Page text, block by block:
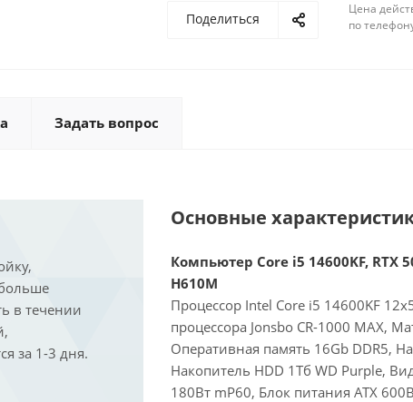
Поделиться
Цена
по
Задать вопрос
в течении
за 1-3 дня.
Основные
Компьютер Core i5 14600KF, RTX
H610M
Процессор Intel Core i5 14600KF
процессора Jonsbo CR-1000 MAX,
Оперативная память 16Gb DDR5,
Накопитель HDD 1Тб WD Purple,
180Вт mP60, Блок питания ATX